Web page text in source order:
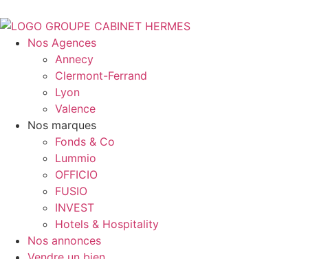
Nos Agences
Annecy
Clermont-Ferrand
Lyon
Valence
Nos marques
Fonds & Co
Lummio
OFFICIO
FUSIO
INVEST
Hotels & Hospitality
Nos annonces